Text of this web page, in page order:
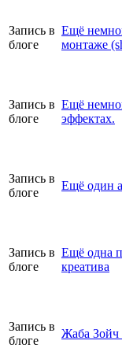
Запись в
блоге
Ещё
монтаже
Запись в
блоге
Ещё
эффектах.
Запись в
блоге
Ещё один
Запись в
блоге
Ещё одна
креатива
Запись в
блоге
Жаба Зойч